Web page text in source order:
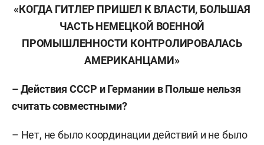
«КОГДА ГИТЛЕР ПРИШЕЛ К ВЛАСТИ, БОЛЬШАЯ
ЧАСТЬ НЕМЕЦКОЙ ВОЕННОЙ
ПРОМЫШЛЕННОСТИ КОНТРОЛИРОВАЛАСЬ
АМЕРИКАНЦАМИ»
– Действия СССР и Германии в Польше нельзя
считать совместными?
– Нет, не было координации действий и не было